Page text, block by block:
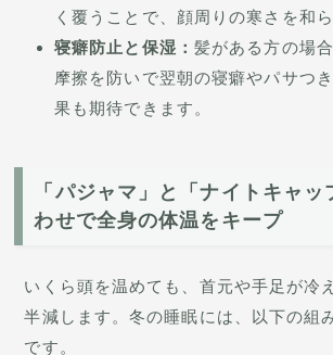
く覆うことで、顔周りの寒さを和ら
寝癖防止と保湿： 髪がある方の場
摩擦を防いで翌朝の寝癖やパサつ
果も期待できます。
「パジャマ」と「ナイトキャ
わせで全身の体温をキープ
いくら頭を温めても、首元や手足が冷
半減します。冬の睡眠には、以下の組
です。